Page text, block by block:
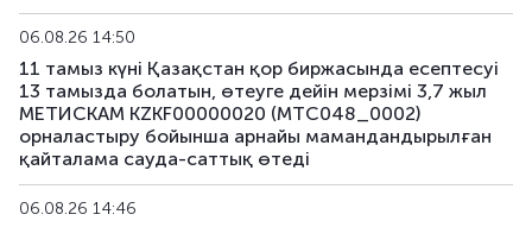
US185_2610
US186_2610 US912797SK41 аралас
US189_2610 US91282CJC64 аралас
US190_2612 US91282CJP77 аралас
06.08.26 14:50
11 тамыз күні Қазақстан қор биржасында есептесуі
13 тамызда болатын, өтеуге дейін мерзімі 3,7 жыл
МЕТИСКАМ KZKF00000020 (MTC048_0002)
орналастыру бойынша арнайы мамандандырылған
қайталама сауда-саттық өтеді
06.08.26 14:46